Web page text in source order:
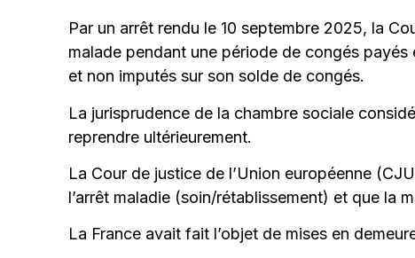
Par un arrêt rendu le 10 septembre 2025, la
malade pendant une période de congés
et non imputés sur son solde de congés.
La jurisprudence de la chambre sociale
reprendre ultérieurement.
La Cour de justice de l’Union européenne
l’arrêt maladie (soin/rétablissement) et que la
La France avait fait l’objet de mises en